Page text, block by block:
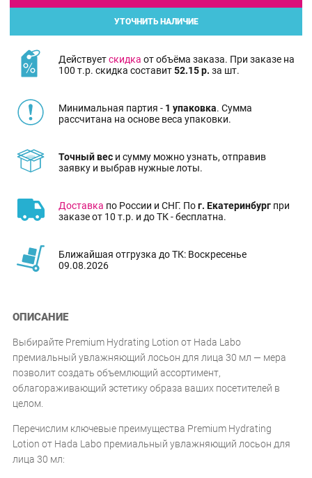
УТОЧНИТЬ НАЛИЧИЕ
Действуетскидка от объёма заказа. При заказе на
100 т.р. скидка составит52.15 р. за шт.
Минимальная партия - 1 упаковка. Сумма
рассчитана на основе веса упаковки.
Точный вес и сумму можно узнать, отправив
заявку и выбрав нужные лоты.
Доставка по России и СНГ. Пог. Екатеринбург при
заказе от 10 т.р. и до ТК - бесплатна.
Ближайшая отгрузка до ТК: Воскресенье
09.08.2026
ОПИСАНИЕ
Выбирайте Premium Hydrating Lotion от Hada Labo
премиальный увлажняющий лосьон для лица 30 мл — мера
позволит создать объемлющий ассортимент,
облагораживающий эстетику образа ваших посетителей в
целом.
Перечислим ключевые преимущества Premium Hydrating
Lotion от Hada Labo премиальный увлажняющий лосьон для
лица 30 мл: